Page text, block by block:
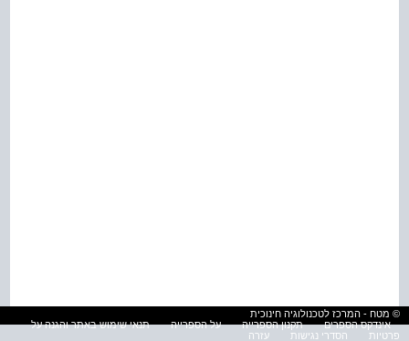
© מטח - המרכז לטכנולוגיה חינוכית
אינדקס הספרים
תקנון הספרייה על הספרייה
תנאי שימוש באתר והגנה על
פרטיות
הסדרי נגישות עזרה